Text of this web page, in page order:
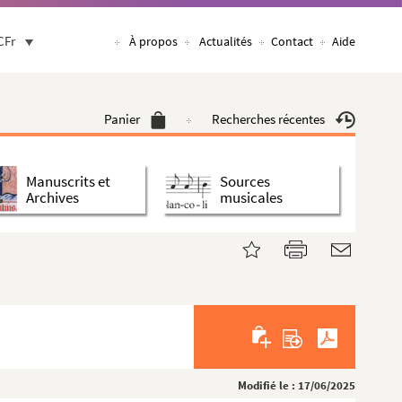
À propos Actualités Contact Aide
Panier Recherches récentes
Manuscrits et
Archives
Sources
musicales
Modifié le : 17/06/2025